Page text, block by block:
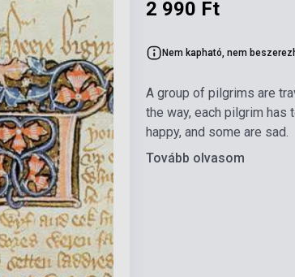
2 990 Ft
Nem kapható, nem
A group of pilgrims are
the way, each pilgrim
happy, and some are sad.
Tovább olvasom